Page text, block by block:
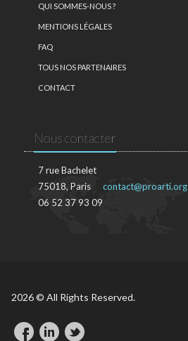
QUI SOMMES-NOUS ?
MENTIONS LÉGALES
FAQ
TOUS NOS PARTENAIRES
CONTACT
Nous contacter
7 rue Bachelet
75018, Paris
06 52 37 93 09
contact@proarti.org
2026 © All Rights Reserved.